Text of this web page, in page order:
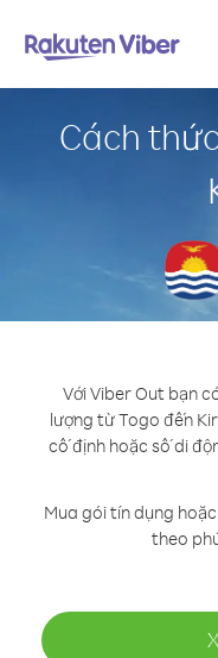
Cách
Với Viber Out bạn
lượng từ Togo đến
cố định hoặc số di
Mua gói tín dụng
theo